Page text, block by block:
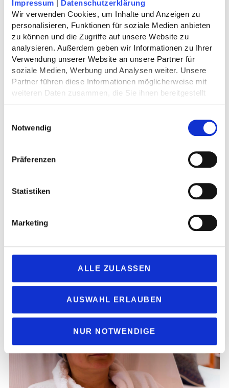
Impressum
Datenschutzerklärung
Wir verwenden Cookies, um Inhalte und Anzeigen zu
personalisieren, Funktionen für soziale Medien anbieten
zu können und die Zugriffe auf unsere Website zu
analysieren. Außerdem geben wir Informationen zu Ihrer
Verwendung unserer Website an unsere Partner für
soziale Medien, Werbung und Analysen weiter. Unsere
Partner führen diese Informationen möglicherweise mit
weiteren Daten zusammen, die Sie ihnen bereitgestellt
Notwendig
Präferenzen
Statistiken
Marketing
ALLE ZULASSEN
AUSWAHL ERLAUBEN
NUR NOTWENDIGE
DIE 5 ELEMENTE
Gesundheit als Gleichgewicht
Zentrale Grundlage des Ayurveda ist das Verständnis der fünf
Elemente:Erde, Wasser, Feuer, LuftundRaum (Äther). Sie
bilden im Körper drei grundlegende Funktionsprinzipien – die
sogenanntenDoshas:
Pitta– Stoffwechsel, Verdauung, Intelligenz
, fühlen wir uns
jedoch aus der Balance – etwa durch Stress, falsche
Ernährung, äußere Reize oder emotionale Belastungen –